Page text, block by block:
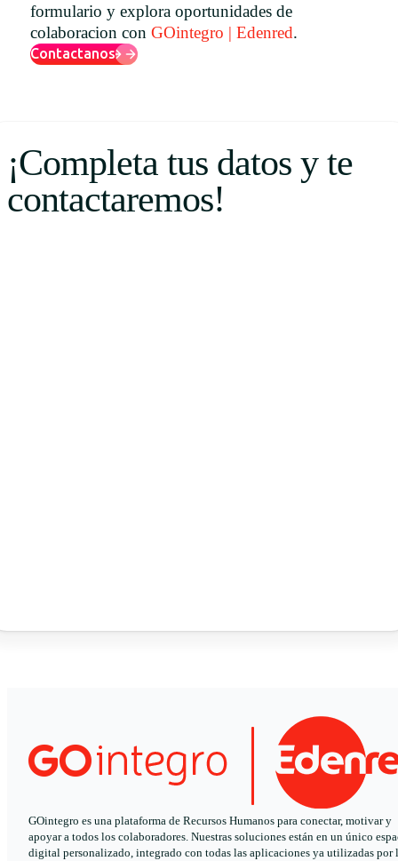
Uruguay
USA
English
Português
formulario y explora oportunidades de
colaboracion con GOintegro | Edenred.
Contactanos
¡Completa tus datos y te
contactaremos!
GOintegro es una plataforma de Recursos Humanos para conectar, motivar y
apoyar a todos los colaboradores. Nuestras soluciones están en un único
digital personalizado, integrado con todas las aplicaciones ya utilizadas por